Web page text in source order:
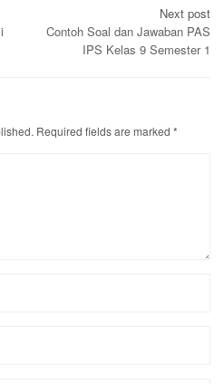
Next post
Contoh Soal dan Jawaban PAS
IPS Kelas 9 Semester 1
Required fields are marked *